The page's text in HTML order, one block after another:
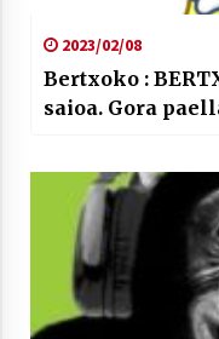
2023/02/08
Bertxoko :
saioa. Gora